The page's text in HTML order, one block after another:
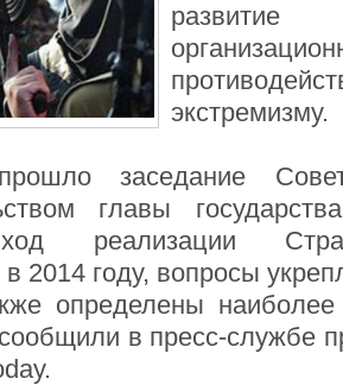
экстремизму.
заседание
главы
реализации
в 2014 году, вопросы
определены
в пресс-службе